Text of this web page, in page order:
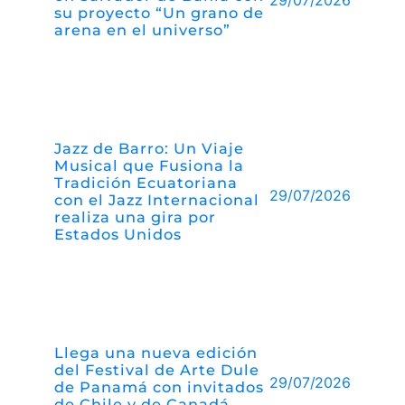
su proyecto “Un grano de
arena en el universo”
Jazz de Barro: Un Viaje
Musical que Fusiona la
Tradición Ecuatoriana
con el Jazz Internacional
realiza una gira por
Estados Unidos
29/07/2026
Llega una nueva edición
del Festival de Arte Dule
de Panamá con invitados 29/07/2026